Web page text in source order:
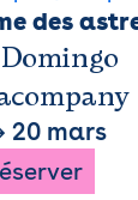
des
20 mars